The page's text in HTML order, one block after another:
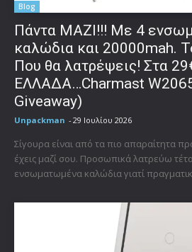
Blog
Πάντα ΜΑΖΙ!!! Με 4
καλώδια και 20000mah.
Που θα λατρέψεις! Στα
ΕΛΛΑΔΑ…Charmast
Giveaway)
Unpackman - 29 Ιουλίου 2026
Σίγουρα είναι από τα πιο απαραίτητα
έχεις μαζί σου. Προσωπικά λατρεύω
ενσωματωμένα καλώδια γιατί